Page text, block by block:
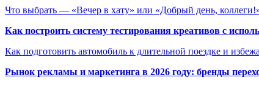
Что выбрать — «Вечер в хату» или «Добрый день,
Как построить систему тестирования креативов с
Как подготовить автомобиль к длительной поездке и
Рынок рекламы и маркетинга в 2026 году: бренды